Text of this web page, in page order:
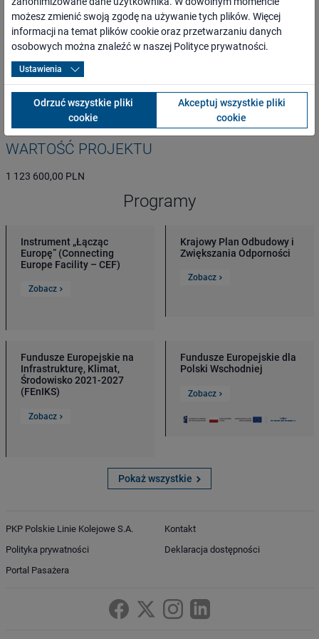
ogół społeczeństwa, mieszkańcy najbliższego otoczenia inwestycji
oraz całego regionu,
osoby o ograniczonej możliwości poruszania się,
przewoźnicy oraz inni kontrahenci,
media lokalne, regionalne, branżowe i ogólnopolskie,
administracja rządowa i samorządowa,
organizacje pozarządowe.
WARTOŚĆ PROJEKTU
1 123 600,00 PLN
Programy
Instrument „Łącząc
Europę” (Connecting
Europe Facility – CEF)
Zobacz
Krajowy Plan Odbudowy i
Zwiększania Odporności
Zobacz
Fundusze Europejskie na
Infrastrukturę, Klimat,
Środowisko 2021-2027
(FEnIKS)
Zobacz
Fundusze Europejskie dla
Polski Wschodniej
Zobacz
Pokaż wszystkie
PKP Polskie Linie Kolejowe S.A.
Polityka prywatności
Portal Pasażera
Kontakt
Deklaracja dostępności
możesz zmienić swoją zgodę na używanie tych plików. Więcej
informacji na temat plików cookie oraz przetwarzaniu danych
osobowych można znaleźć w naszej Polityce prywatności.
Ustawienia
Odrzuć wszystkie pliki
cookie
Akceptuj wszystkie pliki
cookie